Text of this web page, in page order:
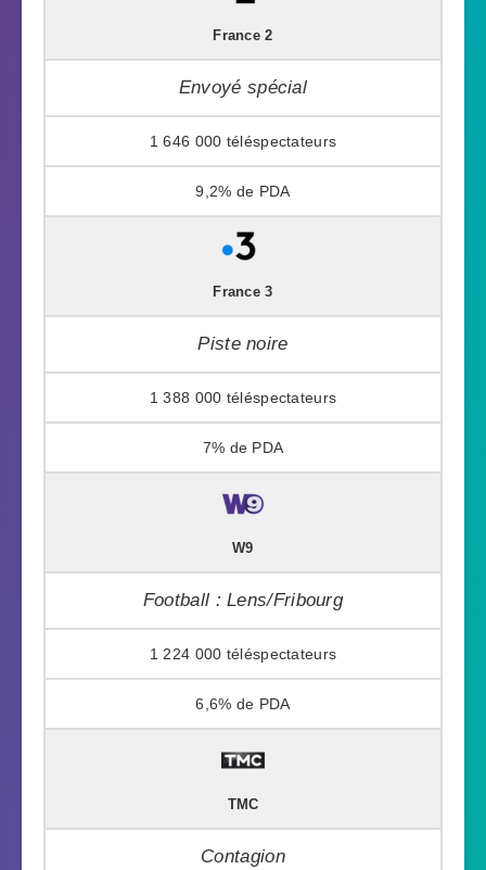
France 2
Envoyé spécial
1 646 000
9,2%
France 3
Piste noire
1 388 000
7%
W9
Football : Lens/Fribourg
1 224 000
6,6%
TMC
Contagion